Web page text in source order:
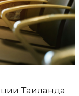
Таиланда